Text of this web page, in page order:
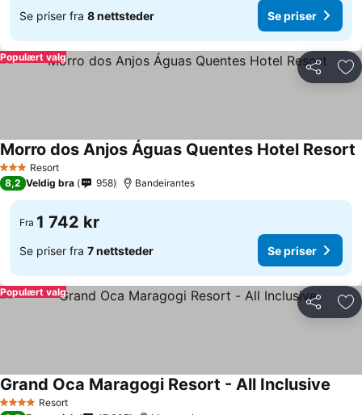
Se priser fra 8 nettsteder Se priser
Del
Populært valg
3 StjernerResort
Morro dos Anjos Águas Quentes Hotel Resort
8,2 Veldig bra 958 Bandeirantes
Fra 1 742 kr
Se priser fra 7 nettsteder Se priser
Del
Populært valg
4 StjernerResort
Grand Oca Maragogi Resort - All Inclusive